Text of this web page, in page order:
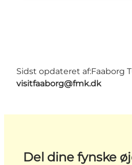
Sidst opdateret af:Faaborg
visitfaaborg@fmk.dk
Del dine fynske